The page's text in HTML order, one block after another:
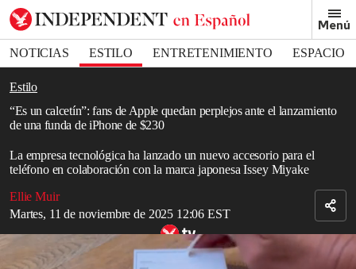
Menú
NOTICIAS ESTILO ENTRETENIMIENTO
ESPACIO
DEPORTES
Estilo
“Es un calcetín”: fans de Apple quedan perplejos ante el lanzamiento
de una funda de iPhone de $230
La empresa tecnológica ha lanzado un nuevo accesorio para el
teléfono en colaboración con la marca japonesa Issey Miyake
Ellie Muir
Martes, 11 de noviembre de 2025 12:06 EST
Bookmark popover
Removed from bookmarks
Close popover
Unboxing del iPhone 17 Pro